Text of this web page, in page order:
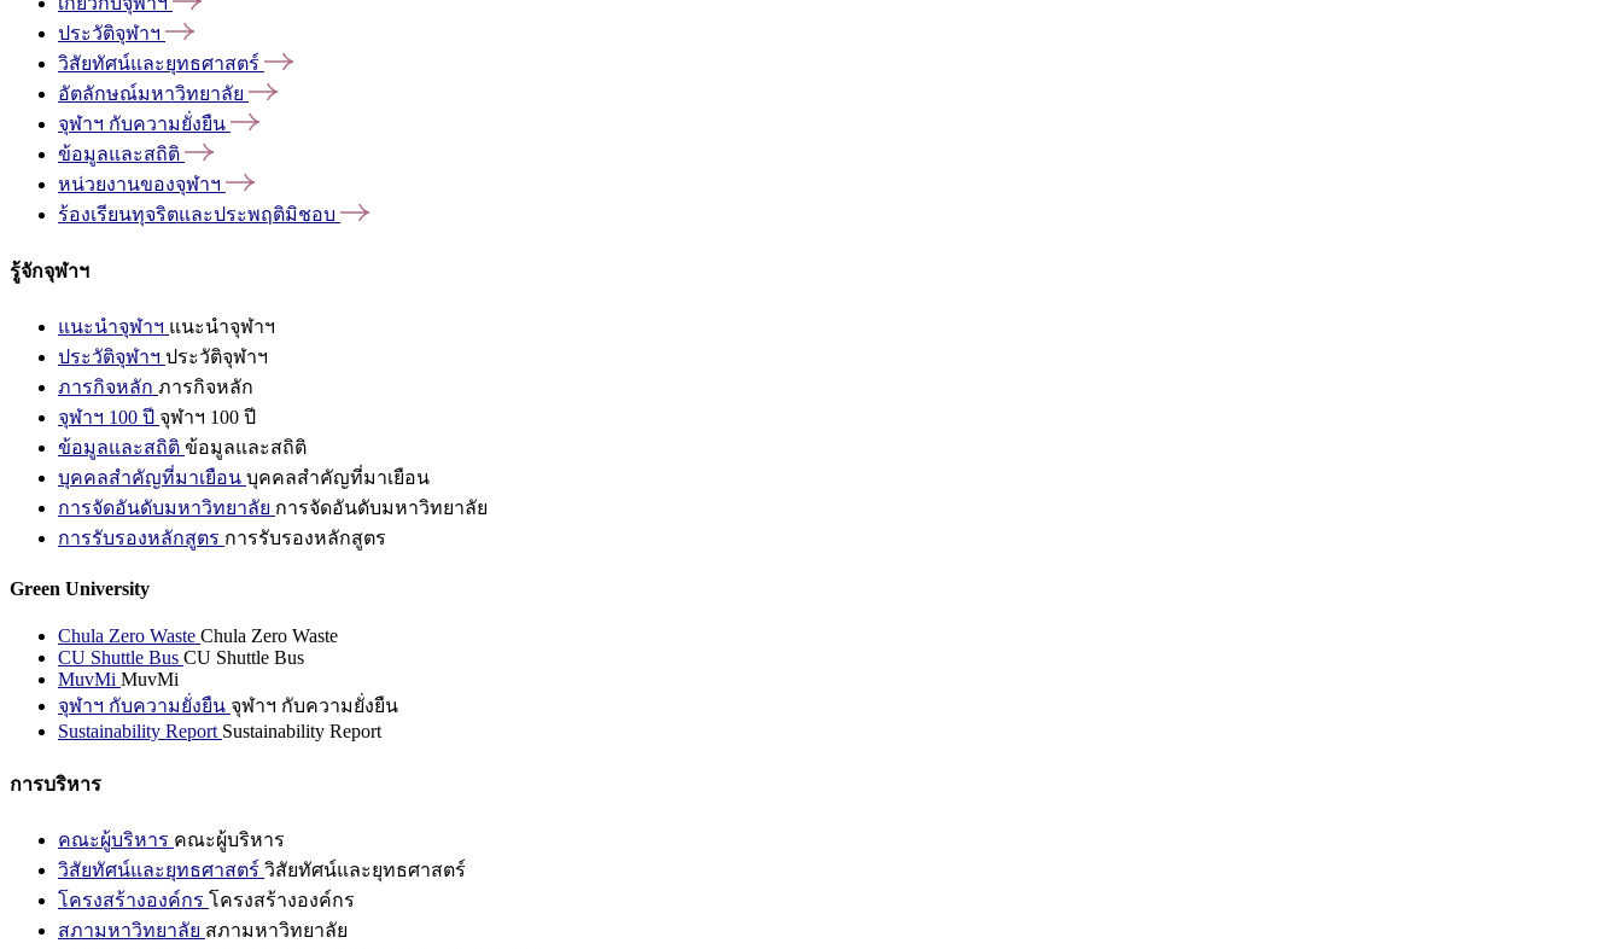
ประวัติจุฬาฯ
วิสัยทัศน์และยุทธศาสตร์
อัตลักษณ์มหาวิทยาลัย
จุฬาฯ กับความยั่งยืน
ข้อมูลและสถิติ
หน่วยงานของจุฬาฯ
ร้องเรียนทุจริตและประพฤติมิชอบ
รู้จักจุฬาฯ
แนะนำจุฬาฯ แนะนำจุฬาฯ
ประวัติจุฬาฯ ประวัติจุฬาฯ
ภารกิจหลัก ภารกิจหลัก
จุฬาฯ 100 ปี จุฬาฯ 100 ปี
ข้อมูลและสถิติ ข้อมูลและสถิติ
บุคคลสำคัญที่มาเยือน บุคคลสำคัญที่มาเยือน
การจัดอันดับมหาวิทยาลัย การจัดอันดับมหาวิทยาลัย
การรับรองหลักสูตร การรับรองหลักสูตร
Green University
Chula Zero Waste Chula Zero Waste
CU Shuttle Bus CU Shuttle Bus
MuvMi MuvMi
จุฬาฯ กับความยั่งยืน จุฬาฯ กับความยั่งยืน
Sustainability Report Sustainability Report
การบริหาร
คณะผู้บริหาร คณะผู้บริหาร
วิสัยทัศน์และยุทธศาสตร์ วิสัยทัศน์และยุทธศาสตร์
โครงสร้างองค์กร โครงสร้างองค์กร
สภามหาวิทยาลัย สภามหาวิทยาลัย